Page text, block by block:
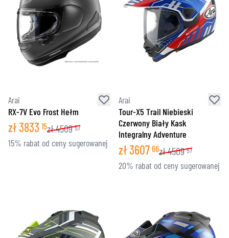
Arai
RX-7V Evo Frost Hełm
zł3833 15zł4509 57
15% rabat od ceny sugerowanej
Arai
Tour-X5 Trail Niebieski
Czerwony Biały Kask
Integralny Adventure
zł3607 66zł4509 57
20% rabat od ceny sugerowanej